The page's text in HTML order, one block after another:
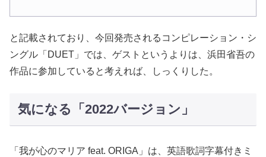
と記載されており、今回発売されるコンピレーション・シ
ングル「DUET」では、ゲストというよりは、浜田省吾の
作品に参加していると考えれば、しっくりした。
気になる「2022バージョン」
「我が心のマリア feat. ORIGA」は、英語歌詞字幕付きミ